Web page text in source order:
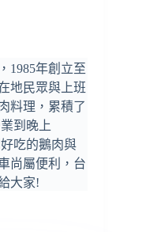
，1985年創立至
地民眾與上班
料理，累積了
到晚上
吃的鵝肉與
尚屬便利，台
大家!